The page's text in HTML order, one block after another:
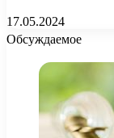
17.05.2024
Обсуждаемое